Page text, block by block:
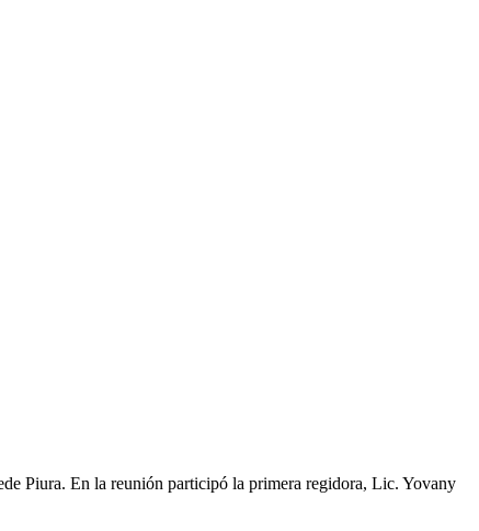
Piura. En la reunión participó la primera regidora, Lic. Yovany